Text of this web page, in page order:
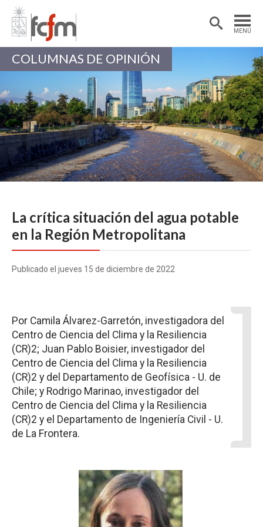
MENÚ
Estudiantes
Académicas/os
COLUMNAS DE OPINIÓN
La crítica situación del agua potable
en la Región Metropolitana
Publicado el jueves 15 de diciembre de 2022
Por Camila Álvarez-Garretón, investigadora del
Centro de Ciencia del Clima y la Resiliencia
(CR)2; Juan Pablo Boisier, investigador del
Centro de Ciencia del Clima y la Resiliencia
(CR)2 y del Departamento de Geofísica - U. de
Chile; y Rodrigo Marinao, investigador del
Centro de Ciencia del Clima y la Resiliencia
(CR)2 y el Departamento de Ingeniería Civil - U.
de La Frontera.